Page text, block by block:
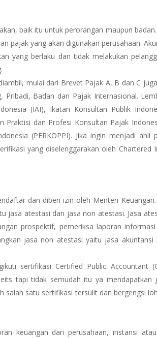
baik itu untuk perorangan maupun
pajak yang akan digunakan perusahaan.
yang berlaku dan tidak melakukan
mulai dari Brevet Pajak A, B dan C
Badan dan Pajak Internasional.
(IAI), Ikatan Konsultan Publik
Praktisi dan Profesi Konsultan Pajak
(PERKOPPI). Jika ingin menjadi ahli
yang diselenggarakan oleh Chartered
dan diberi izin oleh Menteri Keuangan.
jasa atestasi dan jasa non atestasi. Jasa
prospektif, pemeriksa laporan informasi
jasa non atestasi yaitu jasa akuntansi
sertifikasi Certified Public Accountant
tapi tidak semudah itu ya mendapatkan
salah satu sertifikasi tersulit dan bergengsi
keuangan dari perusahaan, instansi